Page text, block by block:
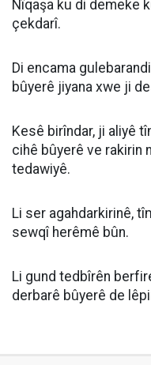
Nîqaşa ku di demeke
çekdarî.
Di encama
bûyerê jiyana xwe ji
Kesê birîndar, ji aliyê
cihê bûyerê ve rakirin
tedawiyê.
Li ser agahdarkirinê,
sewqî herêmê bûn.
Li gund tedbîrên
derbarê bûyerê de